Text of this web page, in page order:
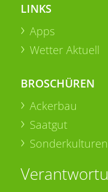
LINKS
Apps
Wetter Aktuell
BROSCHÜREN
Ackerbau
Saatgut
Sonderkulturen